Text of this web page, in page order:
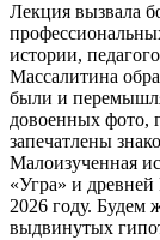
Лекция вызвала
истории,
Массалитина
были и
довоенных фото,
запечатлены
Малоизученная
«Угра» и
2026 году. Будем
выдвинутых